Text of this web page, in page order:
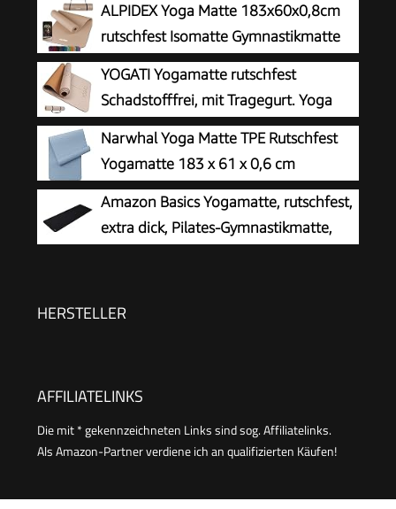
ALPIDEX Yoga Matte 183x60x0,8cm
rutschfest Isomatte Gymnastikmatte
Beige
YOGATI Yogamatte rutschfest
Schadstofffrei, mit Tragegurt. Yoga
Matte mit Ausrichtungslinien. Ideal
Yogamatten als Gymnastikmatte, Sportmatte,
Fitnessmatte, Jogamatte - Yoga mat
Narwhal Yoga Matte TPE Rutschfest
Yogamatte 183 x 61 x 0,6 cm
Amazon Basics Yogamatte, rutschfest,
extra dick, Pilates-Gymnastikmatte,
HERSTELLER
AFFILIATELINKS
Die mit * gekennzeichneten Links sind sog. Affiliatelinks.
Als Amazon-Partner verdiene ich an qualifizierten Käufen!